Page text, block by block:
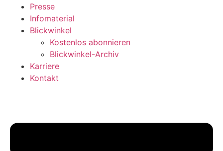
Presse
Infomaterial
Blickwinkel
Kostenlos abonnieren
Blickwinkel-Archiv
Karriere
Kontakt